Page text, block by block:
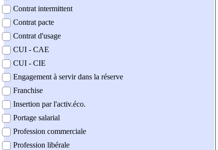
Contrat intermittent
Contrat pacte
Contrat d'usage
CUI - CAE
CUI - CIE
Engagement à servir dans la réserve
Franchise
Insertion par l'activ.éco.
Portage salarial
Profession commerciale
Profession libérale